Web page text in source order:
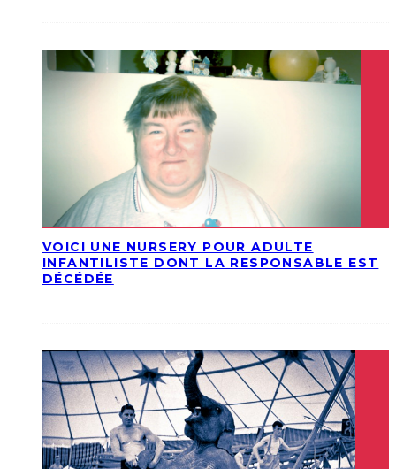
VOICI UNE NURSERY POUR ADULTE
INFANTILISTE DONT LA RESPONSABLE EST
DÉCÉDÉE